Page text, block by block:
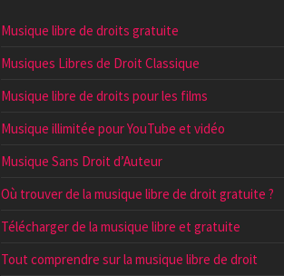
Musique libre de droits gratuite
Musiques Libres de Droit Classique
Musique libre de droits pour les films
Musique illimitée pour YouTube et vidéo
Musique Sans Droit d’Auteur
Où trouver de la musique libre de droit gratuite ?
Télécharger de la musique libre et gratuite
Tout comprendre sur la musique libre de droit